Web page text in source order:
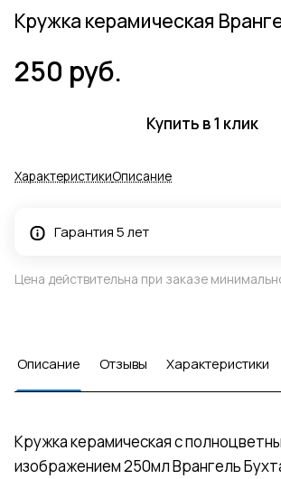
Кружка керамическая
250 руб.
Купить в 1 клик
ХарактеристикиОписание
Гарантия 5 лет
Цена действительна при заказе
Описание Отзывы Характеристики
Кружка керамическая с
изображением 250мл Врангель